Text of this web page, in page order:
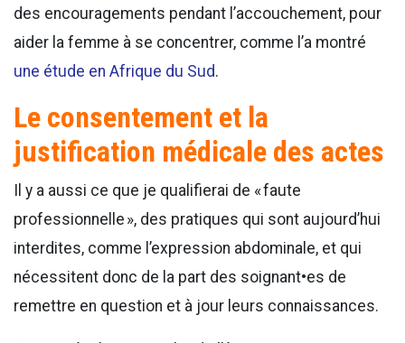
des encouragements pendant l’accouchement, pour
aider la femme à se concentrer, comme l’a montré
une étude en Afrique du Sud.
Le consentement et la
justification médicale des actes
Il y a aussi ce que je qualifierai de « faute
professionnelle », des pratiques qui sont aujourd’hui
interdites, comme l’expression abdominale, et qui
nécessitent donc de la part des soignant•es de
remettre en question et à jour leurs connaissances.